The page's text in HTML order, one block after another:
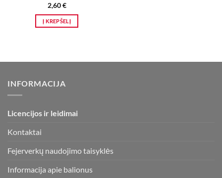
2,60€
Į KREPŠELĮ
INFORMACIJA
Licencijos ir leidimai
Kontaktai
Fejerverkų naudojimo taisyklės
Informacija apie balionus